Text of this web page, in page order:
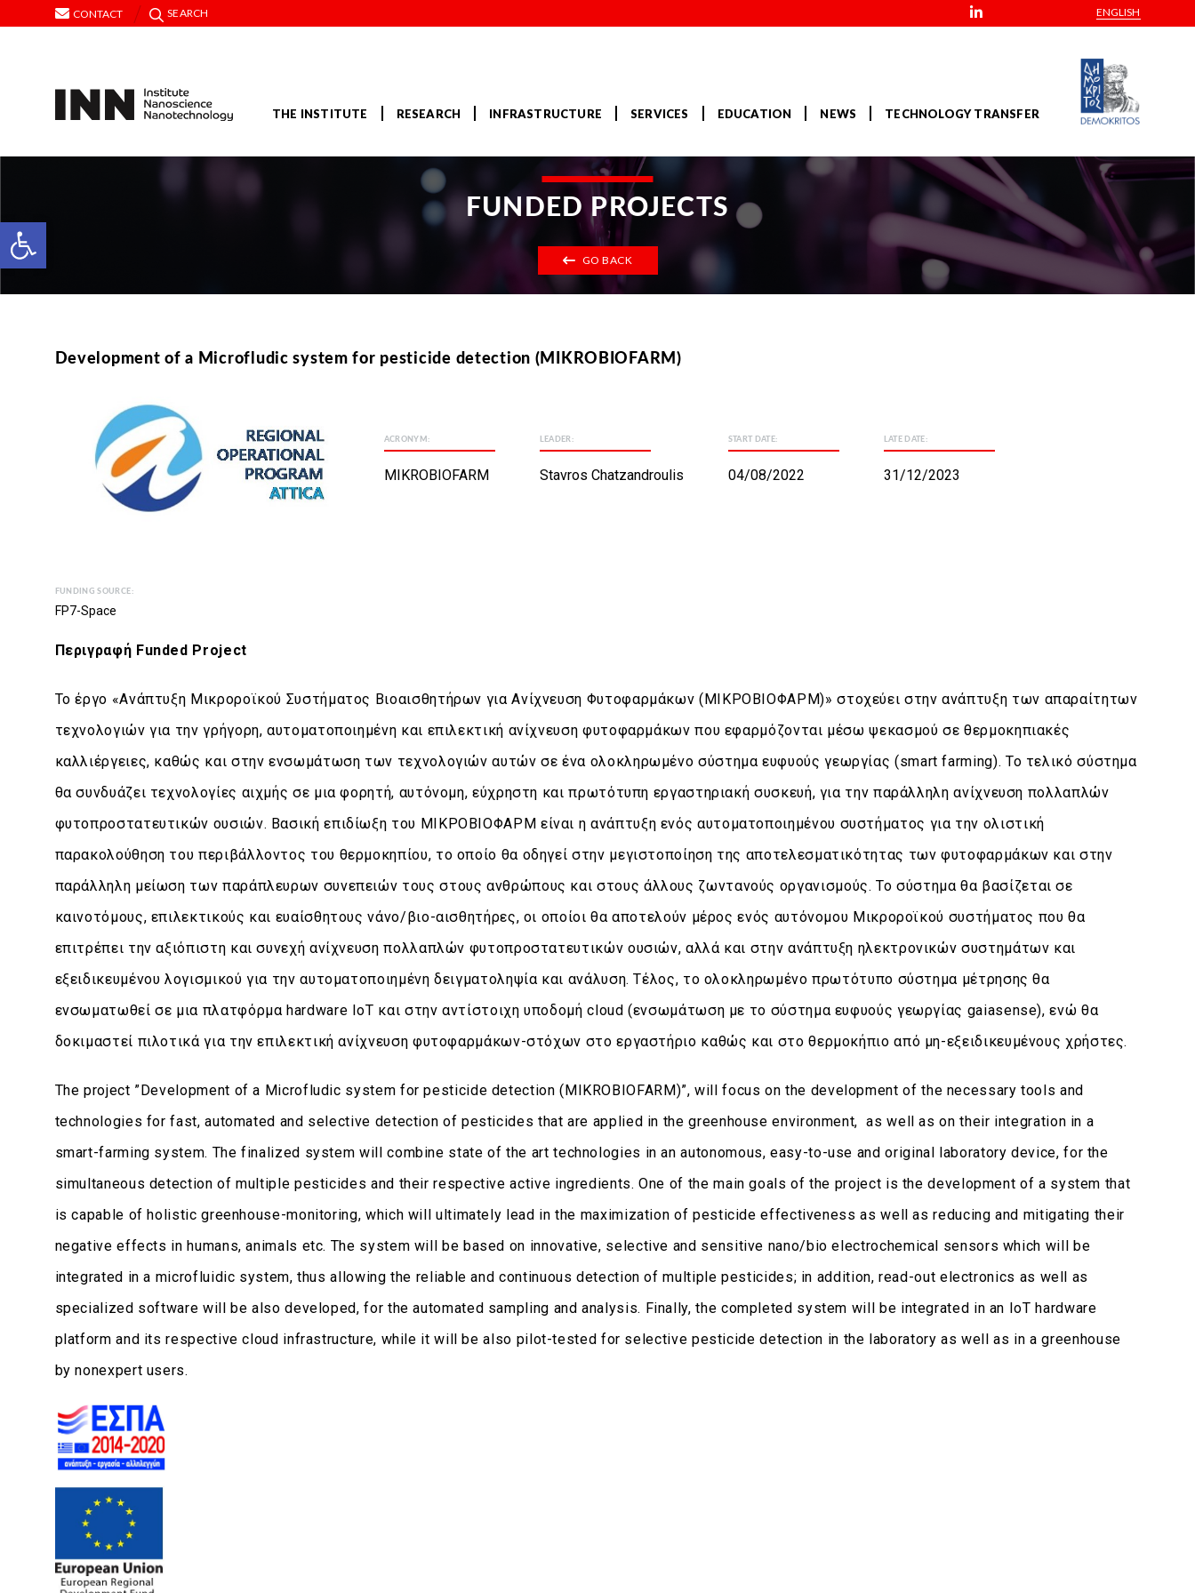
Open toolbar
CONTACT SEARCH ENGLISH
THE INSTITUTE RESEARCH INFRASTRUCTURE SERVICES EDUCATION NEWS TECHNOLOGY TRANSFER
FUNDED PROJECTS
GO BACK
Development of a Microfludic system for pesticide detection (MIKROBIOFARM)
ACRONYM:
MIKROBIOFARM
LEADER:
Stavros Chatzandroulis
START DATE:
04/08/2022
LATE DATE:
31/12/2023
FUNDING SOURCE:
FP7-Space
Περιγραφή Funded Project
Το έργο «Ανάπτυξη Μικροροϊκού Συστήματος Βιοαισθητήρων για Ανίχνευση Φυτοφαρμάκων (ΜΙΚΡΟΒΙΟΦΑΡΜ)» στοχεύει στην ανάπτυξη των απαραίτητων
τεχνολογιών για την γρήγορη, αυτοματοποιημένη και επιλεκτική ανίχνευση φυτοφαρμάκων που εφαρμόζονται μέσω ψεκασμού σε θερμοκηπιακές
καλλιέργειες, καθώς και στην ενσωμάτωση των τεχνολογιών αυτών σε ένα ολοκληρωμένο σύστημα ευφυούς γεωργίας (smart farming). Το τελικό σύστημα
θα συνδυάζει τεχνολογίες αιχμής σε μια φορητή, αυτόνομη, εύχρηστη και πρωτότυπη εργαστηριακή συσκευή, για την παράλληλη ανίχνευση πολλαπλών
φυτοπροστατευτικών ουσιών. Βασική επιδίωξη του ΜΙΚΡΟΒΙΟΦΑΡΜ είναι η ανάπτυξη ενός αυτοματοποιημένου συστήματος για την ολιστική
παρακολούθηση του περιβάλλοντος του θερμοκηπίου, το οποίο θα οδηγεί στην μεγιστοποίηση της αποτελεσματικότητας των φυτοφαρμάκων και στην
παράλληλη μείωση των παράπλευρων συνεπειών τους στους ανθρώπους και στους άλλους ζωντανούς οργανισμούς. Το σύστημα θα βασίζεται σε
καινοτόμους, επιλεκτικούς και ευαίσθητους νάνο/βιο-αισθητήρες, οι οποίοι θα αποτελούν μέρος ενός αυτόνομου Μικροροϊκού συστήματος που θα
επιτρέπει την αξιόπιστη και συνεχή ανίχνευση πολλαπλών φυτοπροστατευτικών ουσιών, αλλά και στην ανάπτυξη ηλεκτρονικών συστημάτων και
εξειδικευμένου λογισμικού για την αυτοματοποιημένη δειγματοληψία και ανάλυση. Τέλος, το ολοκληρωμένο πρωτότυπο σύστημα μέτρησης θα
ενσωματωθεί σε μια πλατφόρμα hardware IoT και στην αντίστοιχη υποδομή cloud (ενσωμάτωση με το σύστημα ευφυούς γεωργίας gaiasense), ενώ θα
δοκιμαστεί πιλοτικά για την επιλεκτική ανίχνευση φυτοφαρμάκων-στόχων στο εργαστήριο καθώς και στο θερμοκήπιο από μη-εξειδικευμένους χρήστες.
The project ”Development of a Microfludic system for pesticide detection (MIKROBIOFARM)”, will focus on the development of the necessary tools and
technologies for fast, automated and selective detection of pesticides that are applied in the greenhouse environment, as well as on their integration in a
smart-farming system. The finalized system will combine state of the art technologies in an autonomous, easy-to-use and original laboratory device, for the
simultaneous detection of multiple pesticides and their respective active ingredients. One of the main goals of the project is the development of a system that
is capable of holistic greenhouse-monitoring, which will ultimately lead in the maximization of pesticide effectiveness as well as reducing and mitigating their
negative effects in humans, animals etc. The system will be based on innovative, selective and sensitive nano/bio electrochemical sensors which will be
integrated in a microfluidic system, thus allowing the reliable and continuous detection of multiple pesticides; in addition, read-out electronics as well as
specialized software will be also developed, for the automated sampling and analysis. Finally, the completed system will be integrated in an IoT hardware
platform and its respective cloud infrastructure, while it will be also pilot-tested for selective pesticide detection in the laboratory as well as in a greenhouse
by nonexpert users.